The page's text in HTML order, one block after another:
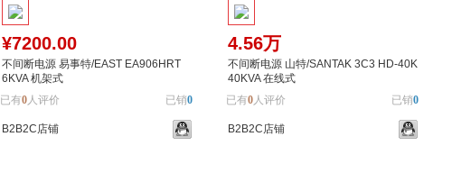
¥7200.00
不间断电源 易事特/EAST EA906HRT
6KVA 机架式
已有0人评价 已销0
B2B2C店铺
4.56万
不间断电源 山特/SANTAK 3C3 HD-40K
40KVA 在线式
已有0人评价 已销0
B2B2C店铺